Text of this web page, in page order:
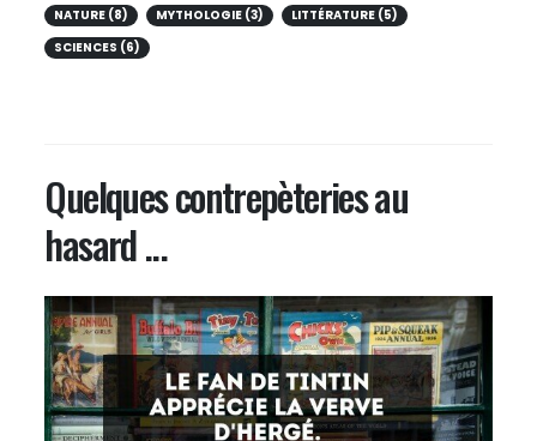
NATURE (8) MYTHOLOGIE (3)
LITTÉRATURE (5)
SCIENCES (6)
Quelques contrepèteries au
hasard ...